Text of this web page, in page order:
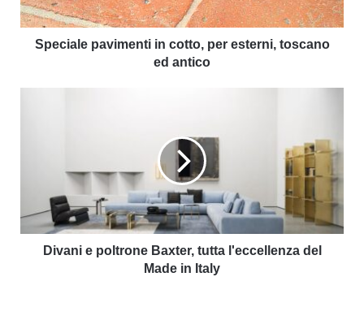
Speciale pavimenti in cotto, per esterni, toscano
ed antico
Divani e poltrone Baxter, tutta l'eccellenza del
Made in Italy